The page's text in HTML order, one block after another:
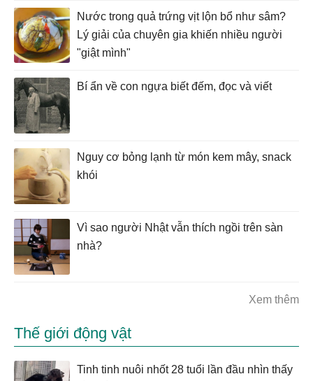
Nước trong quả trứng vịt lộn bổ như sâm?
Lý giải của chuyên gia khiến nhiều người
"giật mình"
Bí ẩn về con ngựa biết đếm, đọc và viết
Nguy cơ bỏng lạnh từ món kem mây, snack
khói
Vì sao người Nhật vẫn thích ngồi trên sàn
nhà?
Xem thêm
Thế giới động vật
Tinh tinh nuôi nhốt 28 tuổi lần đầu nhìn thấy